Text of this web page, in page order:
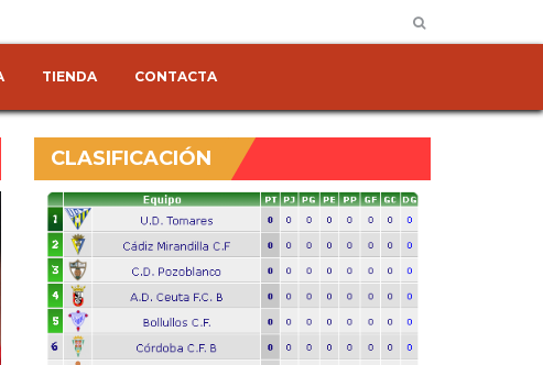
TIENDA CONTACTA
CLASIFICACIÓN